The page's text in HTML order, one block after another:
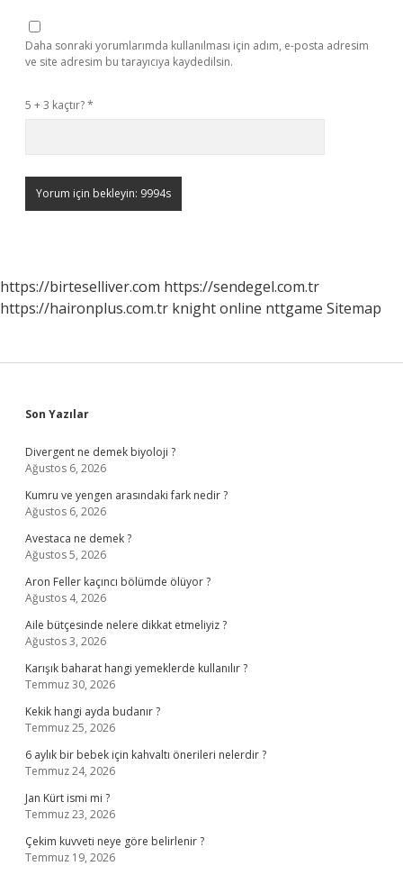
Daha sonraki yorumlarımda kullanılması için adım, e-posta adresim
ve site adresim bu tarayıcıya kaydedilsin.
5 + 3 kaçtır?*
https://birteselliver.com https://sendegel.com.tr
https://haironplus.com.tr knight online nttgame Sitemap
Sidebar
Son Yazılar
Divergent ne demek biyoloji ?
Ağustos 6, 2026
Kumru ve yengen arasındaki fark nedir ?
Ağustos 6, 2026
Avestaca ne demek ?
Ağustos 5, 2026
Aron Feller kaçıncı bölümde ölüyor ?
Ağustos 4, 2026
Aile bütçesinde nelere dikkat etmeliyiz ?
Ağustos 3, 2026
Karışık baharat hangi yemeklerde kullanılır ?
Temmuz 30, 2026
Kekik hangi ayda budanır ?
Temmuz 25, 2026
6 aylık bir bebek için kahvaltı önerileri nelerdir ?
Temmuz 24, 2026
Jan Kürt ismi mi ?
Temmuz 23, 2026
Çekim kuvveti neye göre belirlenir ?
Temmuz 19, 2026